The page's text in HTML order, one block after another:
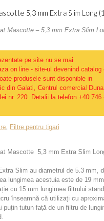
5,3 mm Extra Slim Long
Mascotte – 5,3 mm Extra Slim
pe site nu se mai
on line - site-ul devenind catalog
produsele sunt disponible in
din Galati, Centrul comercial
nr. 220. Detalii la telefon +40 746
Filtre pentru tigari
Mascotte 5,3 mm Extra Slim
Slim au diametrul de 5.3 mm,
lungimea acestuia este de 19
cu 15 mm lungimea filtrului
înseamnă că utilizați cu
puțin tutun faţă de un filtru de